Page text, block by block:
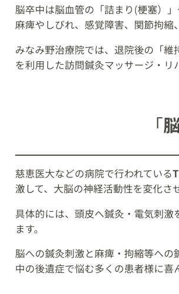
脳卒中は脳血管の「詰まり(梗塞）
麻痺やしびれ、感覚障害、関節拘
みなみ野治療院では、退院後の「
を利用した訪問鍼灸マッサージ・リ
「
慈恵医大などの病院で行われている
激して、大脳の神経活動性を変化
具体的には、頭皮へ鍼灸・電気刺
ます。
脳への鍼灸刺激と麻痺・拘縮等へ
中の後遺症で悩む多くの患者様に喜